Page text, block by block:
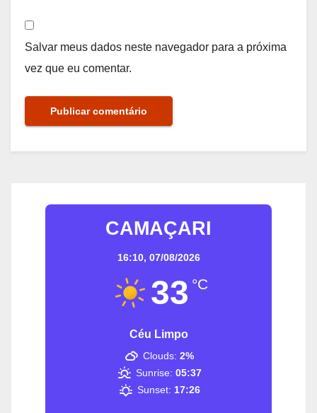
Salvar meus dados neste navegador para a próxima
vez que eu comentar.
CAMAÇARI
16:10, 07/08/2026
33 °C
Céu Limpo
Clouds: 2%
Sunrise: 05:37
Sunset: 17:26